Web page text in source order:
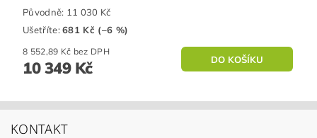
Původně: 11 030 Kč
Ušetříte:681 Kč (–6 %)
8 552,89 Kč bez DPH
10 349 Kč
KONTAKT